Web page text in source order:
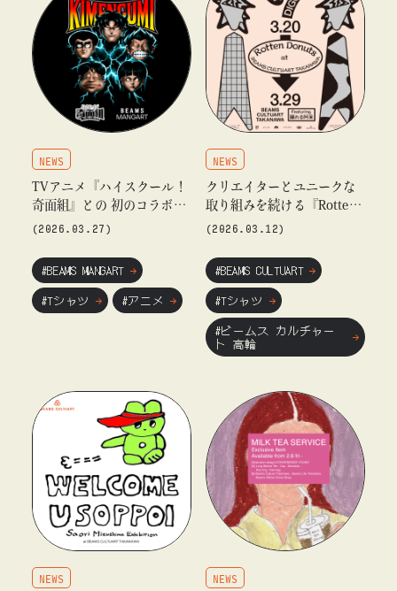
NEWS
TVアニメ『ハイスクール！
奇面組』との 初のコラボレ
ーション！3月27日（金）1
(2026.03.27)
#BEAMS MANGART
#Tシャツ
#アニメ
NEWS
クリエイターとユニークな
取り組みを続ける『Rotten
Donuts』のPOP UPイベン
(2026.03.12)
#BEAMS CULTUART
#Tシャツ
#ビームス カルチャー
ト 高輪
NEWS NEWS